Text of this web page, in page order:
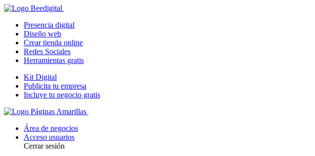
Presencia digital
Diseño web
Crear tienda online
Redes Sociales
Herramientas gratis
Kit Digital
Publicita tu empresa
Incluye tu negocio gratis
Área de negocios
Acceso usuarios
Cerrar sesión